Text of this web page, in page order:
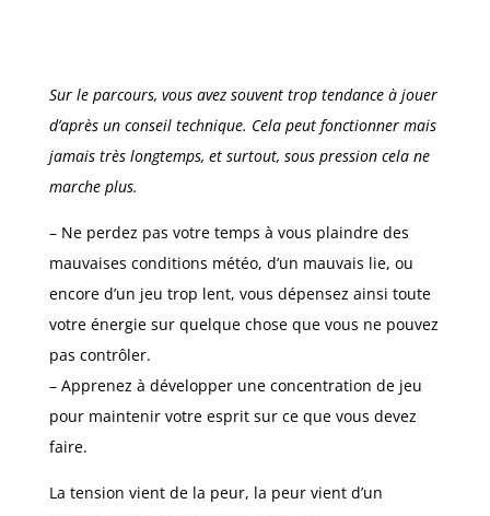
Sur le parcours, vous avez souvent trop tendance à jouer
d’après un conseil technique. Cela peut fonctionner mais
jamais très longtemps, et surtout, sous pression cela ne
marche plus.
– Ne perdez pas votre temps à vous plaindre des
mauvaises conditions météo, d’un mauvais lie, ou
encore d’un jeu trop lent, vous dépensez ainsi toute
votre énergie sur quelque chose que vous ne pouvez
pas contrôler.
– Apprenez à développer une concentration de jeu
pour maintenir votre esprit sur ce que vous devez
faire.
La tension vient de la peur, la peur vient d’un